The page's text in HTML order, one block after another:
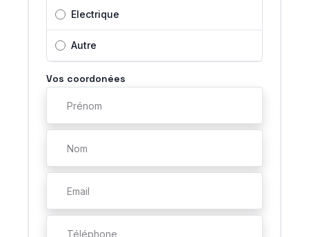
Electrique
Autre
Vos coordonées